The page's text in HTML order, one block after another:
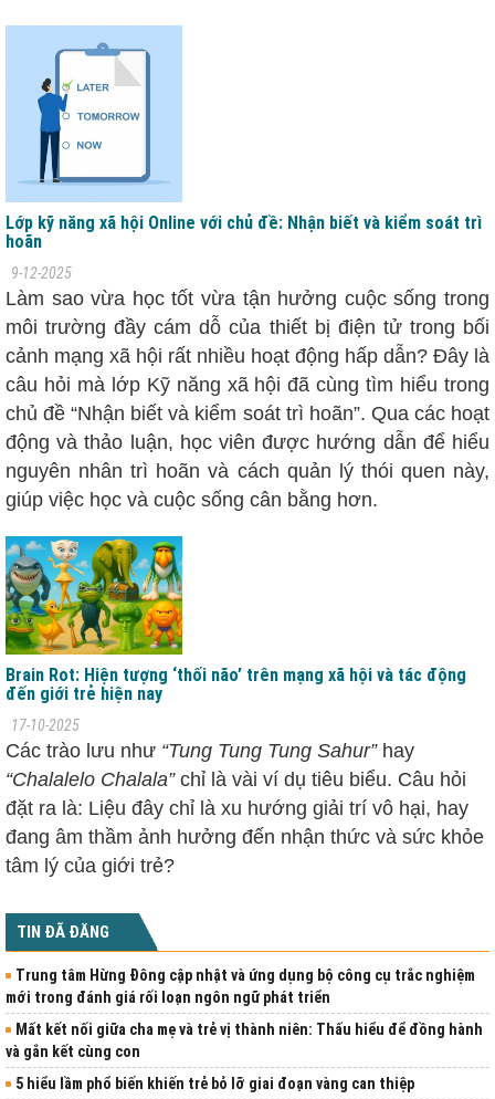
Lớp kỹ năng xã hội Online với chủ đề: Nhận biết và kiểm soát trì
hoãn
9-12-2025
Làm sao vừa học tốt vừa tận hưởng cuộc sống trong
môi trường đầy cám dỗ của thiết bị điện tử trong bối
cảnh mạng xã hội rất nhiều hoạt động hấp dẫn? Đây là
câu hỏi mà lớp Kỹ năng xã hội đã cùng tìm hiểu trong
chủ đề “Nhận biết và kiểm soát trì hoãn”. Qua các hoạt
động và thảo luận, học viên được hướng dẫn để hiểu
nguyên nhân trì hoãn và cách quản lý thói quen này,
giúp việc học và cuộc sống cân bằng hơn.
Brain Rot: Hiện tượng ‘thối não’ trên mạng xã hội và tác động
đến giới trẻ hiện nay
17-10-2025
Các trào lưu như “Tung Tung Tung Sahur”hay
“Chalalelo Chalala”chỉ là vài ví dụ tiêu biểu. Câu hỏi
đặt ra là: Liệu đây chỉ là xu hướng giải trí vô hại, hay
đang âm thầm ảnh hưởng đến nhận thức và sức khỏe
tâm lý của giới trẻ?
TIN ĐÃ ĐĂNG
Trung tâm Hừng Đông cập nhật và ứng dụng bộ công cụ trắc nghiệm
mới trong đánh giá rối loạn ngôn ngữ phát triển
Mất kết nối giữa cha mẹ và trẻ vị thành niên: Thấu hiểu để đồng hành
và gắn kết cùng con
5 hiểu lầm phổ biến khiến trẻ bỏ lỡ giai đoạn vàng can thiệp